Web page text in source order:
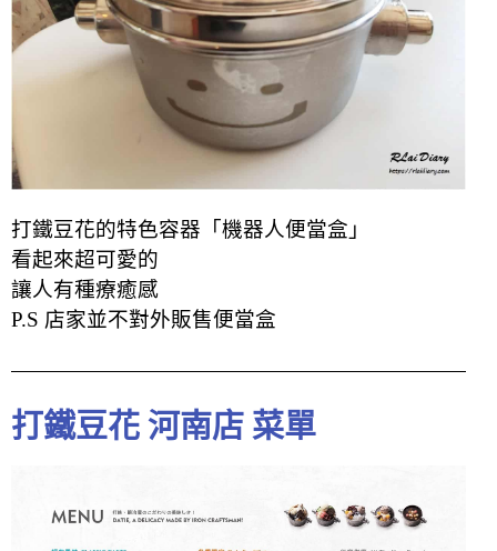
打鐵豆花的特色容器「機器人便當盒」
看起來超可愛的
讓人有種療癒感
P.S 店家並不對外販售便當盒
打鐵豆花 河南店 菜單